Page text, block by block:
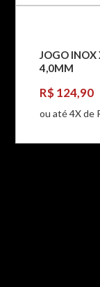
JOGO
4,0MM
R$ 124,90
ou até 4X de